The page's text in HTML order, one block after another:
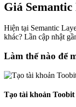
Giá
Hiện tại Semantic
khác? Lần cập nhật
Làm thế nào để
Tạo tài khoản